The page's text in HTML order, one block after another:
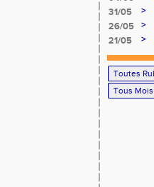
31/05 >
26/05
>
21/05 >